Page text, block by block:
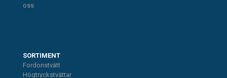
oss
SORTIMENT
Fordonstvätt
Högtryckstvättar